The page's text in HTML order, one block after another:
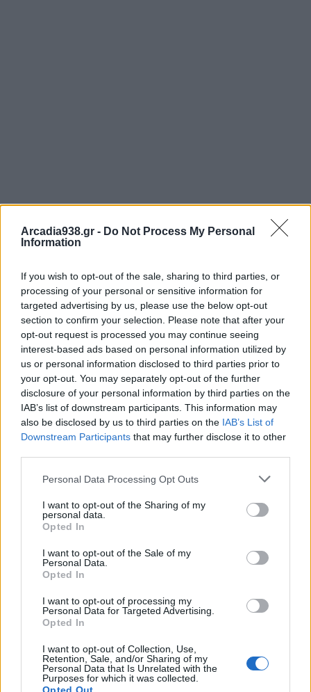
Arcadia938.gr - Do Not Process My Personal
Information
If you wish to opt-out of the sale, sharing to third parties, or
processing of your personal or sensitive information for
targeted advertising by us, please use the below opt-out
section to confirm your selection. Please note that after your
opt-out request is processed you may continue seeing
interest-based ads based on personal information utilized by
us or personal information disclosed to third parties prior to
your opt-out. You may separately opt-out of the further
disclosure of your personal information by third parties on the
IAB’s list of downstream participants. This information may
also be disclosed by us to third parties on the IAB’s List of
Downstream Participants that may further disclose it to other
Personal Data Processing Opt Outs
I want to opt-out of the Sharing of my
personal data.
Opted In
I want to opt-out of the Sale of my
Personal Data.
Opted In
I want to opt-out of processing my
Personal Data for Targeted Advertising.
Opted In
I want to opt-out of Collection, Use,
Retention, Sale, and/or Sharing of my
Personal Data that Is Unrelated with the
Purposes for which it was collected.
Κώστας Τζιούμης: Η καθημερινή προσπάθεια
των εργαζομένων αποτελεί βασικό στήριγμα
για τη λειτουργία του Δήμου
Σε σχετική ανάρτησή του στα μέσα κοινωνικής
δικτύωσης, ο δήμαρχος Τρίπολης αναφέρει:
👉Σήμερα, Τετάρτη 14 Ιανουαρίου 2026,
πραγματοποιήσαμε την κοπή της
Εργαζομένων Δήμου Τρίπολης, στο νέο Δημαρχείο.
🙏Την πίτα ευλόγησε ο Μητροπολίτης Μαντινείας